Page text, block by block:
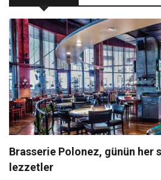
Brasserie Polonez, günün her
lezzetler